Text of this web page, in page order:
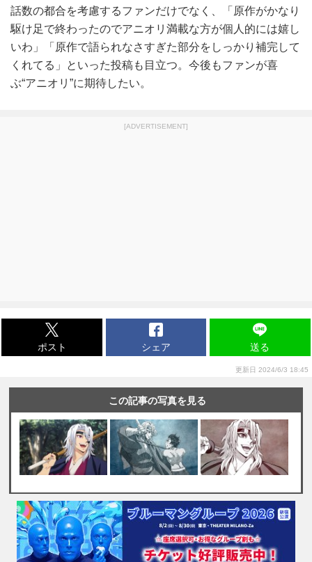
話数の都合を考慮するファンだけでなく、「原作がかなり
駆け足で終わったのでアニオリ満載な方が個人的には嬉し
いわ」「原作で語られなさすぎた部分をしっかり補完して
くれてる」といった投稿も目立つ。今後もファンが喜
ぶ“アニオリ”に期待したい。
[ADVERTISEMENT]
ポスト シェア 送る
更新日 2024/6/3 18:45
この記事の写真を見る